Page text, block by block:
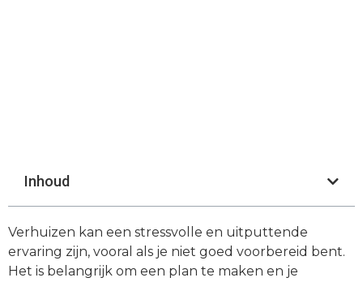
Inhoud
Verhuizen kan een stressvolle en uitputtende
ervaring zijn, vooral als je niet goed voorbereid bent.
Het is belangrijk om een plan te maken en je